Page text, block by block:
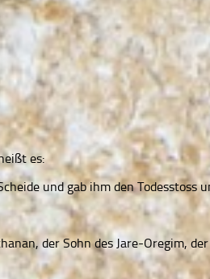
es:
und gab ihm den Todesstoss
der Sohn des Jare-Oregim,